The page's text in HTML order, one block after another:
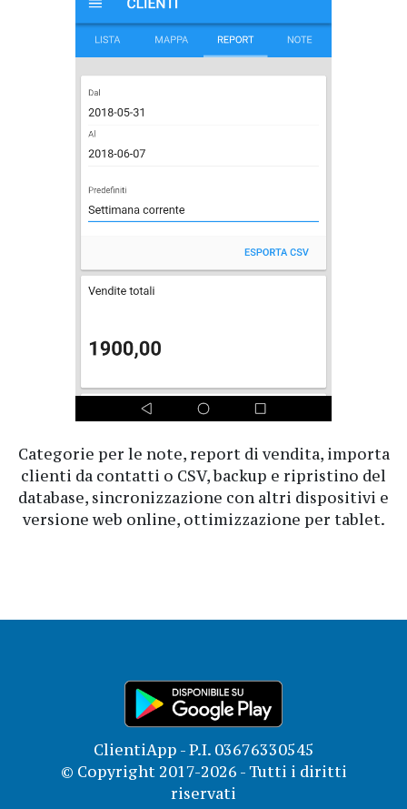
Categorie per le note, report di vendita, importa
clienti da contatti o CSV, backup e ripristino del
database, sincronizzazione con altri dispositivi e
versione web online, ottimizzazione per tablet.
ClientiApp - P.I. 03676330545
© Copyright 2017-2026 - Tutti i diritti
riservati